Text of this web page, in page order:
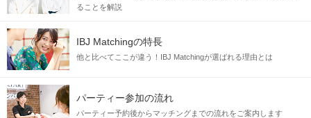
ることを解説
IBJ Matchingの特長
他と比べてここが違う！IBJ Matchingが選ばれる理由とは
パーティー参加の流れ
パーティー予約後からマッチングまでの流れをご案内します